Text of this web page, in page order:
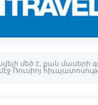
մեծ է, քան մասերի